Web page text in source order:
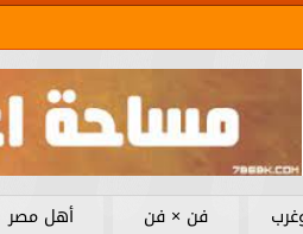
فن × فن أهل مصر